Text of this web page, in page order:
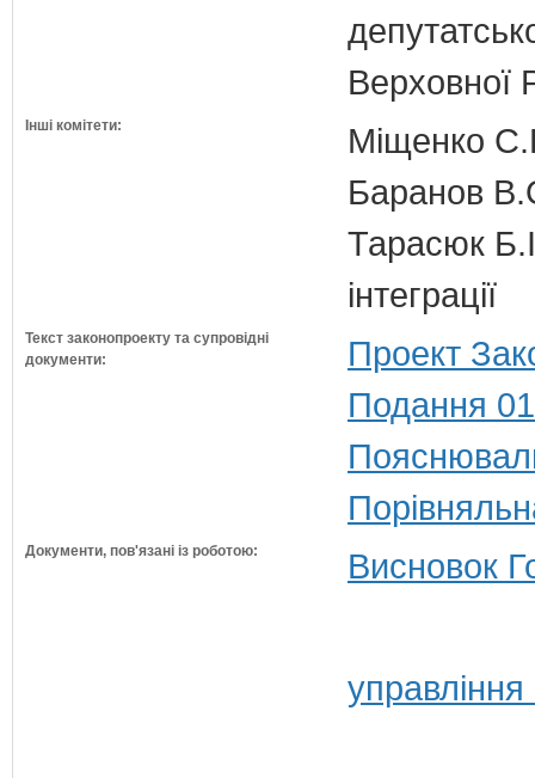
Верховної
Інші комітети:
Міщенко
Баранов
Тарасюк
інтеграції
Текст законопроекту та супровідні
документи:
Проект
Подання
Документи, пов'язані із роботою: Висновок